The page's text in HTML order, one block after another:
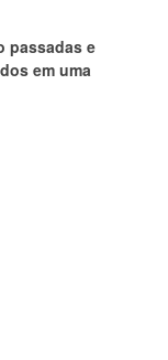
passadas e
em uma